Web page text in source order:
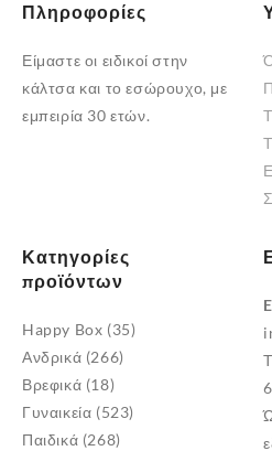
Πληροφορίες
Είμαστε οι ειδικοί στην
κάλτσα και το εσώρουχο, με
εμπειρία 30 ετών.
Κατηγορίες
προϊόντων
Happy Box (35)
Ανδρικά (266)
Βρεφικά (18)
Γυναικεία (523)
Παιδικά (268)